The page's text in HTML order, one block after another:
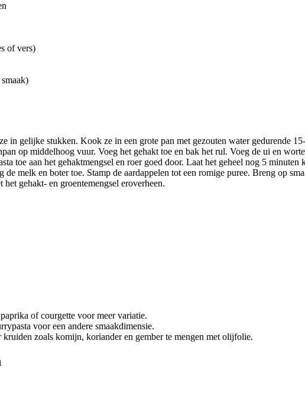
of vers)
in gelijke stukken. Kook ze in een grote pan met gezouten water gedurende
op middelhoog vuur. Voeg het gehakt toe en bak het rul. Voeg de ui en
toe aan het gehaktmengsel en roer goed door. Laat het geheel nog 5 minuten
de melk en boter toe. Stamp de aardappelen tot een romige puree. Breng op
het gehakt- en groentemengsel eroverheen.
of courgette voor meer variatie.
voor een andere smaakdimensie.
zoals komijn, koriander en gember te mengen met olijfolie.